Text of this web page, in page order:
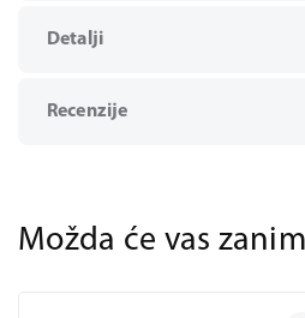
Detalji
Recenzije
Možda će vas